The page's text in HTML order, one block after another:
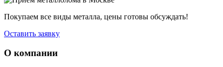
Покупаем все виды металла, цены готовы обсуждать!
Оставить заявку
О компании